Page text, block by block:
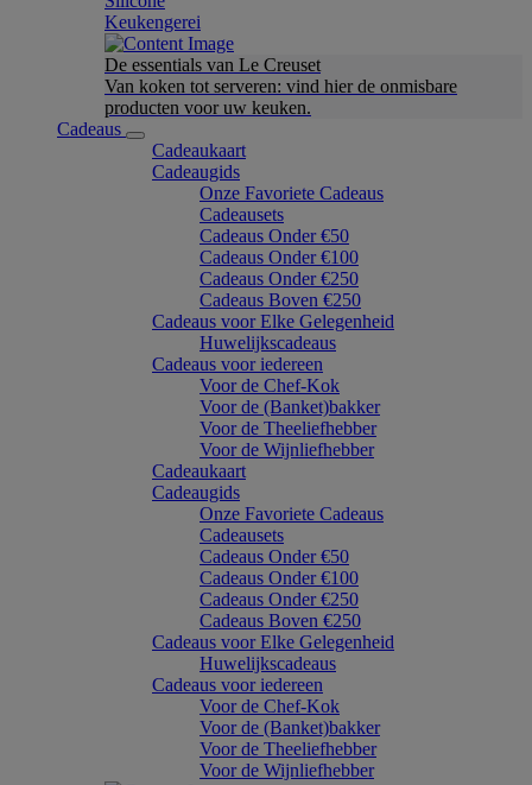
Keukengerei
De essentials van Le Creuset
Van koken tot serveren: vind hier de onmisbare
producten voor uw keuken.
Cadeaus
Cadeaukaart
Cadeaugids
Onze Favoriete Cadeaus
Cadeausets
Cadeaus Onder €50
Cadeaus Onder €100
Cadeaus Onder €250
Cadeaus Boven €250
Cadeaus voor Elke Gelegenheid
Huwelijkscadeaus
Cadeaus voor iedereen
Voor de Chef-Kok
Voor de (Banket)bakker
Voor de Theeliefhebber
Voor de Wijnliefhebber
Cadeaukaart
Cadeaugids
Onze Favoriete Cadeaus
Cadeausets
Cadeaus Onder €50
Cadeaus Onder €100
Cadeaus Onder €250
Cadeaus Boven €250
Cadeaus voor Elke Gelegenheid
Huwelijkscadeaus
Cadeaus voor iedereen
Voor de Chef-Kok
Voor de (Banket)bakker
Voor de Theeliefhebber
Voor de Wijnliefhebber